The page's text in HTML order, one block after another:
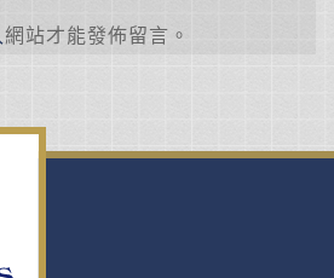
網站才能發佈留言。